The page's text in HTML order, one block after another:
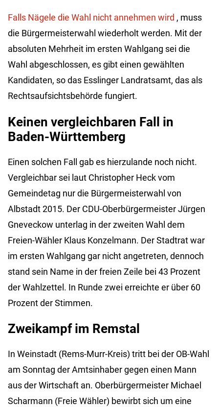
Falls Nägele die Wahl nicht annehmen wird , muss
die Bürgermeisterwahl wiederholt werden. Mit der
absoluten Mehrheit im ersten Wahlgang sei die
Wahl abgeschlossen, es gibt einen gewählten
Kandidaten, so das Esslinger Landratsamt, das als
Rechtsaufsichtsbehörde fungiert.
Keinen vergleichbaren Fall in
Baden-Württemberg
Einen solchen Fall gab es hierzulande noch nicht.
Vergleichbar sei laut Christopher Heck vom
Gemeindetag nur die Bürgermeisterwahl von
Albstadt 2015. Der CDU-Oberbürgermeister Jürgen
Gneveckow unterlag in der zweiten Wahl dem
Freien-Wähler Klaus Konzelmann. Der Stadtrat war
im ersten Wahlgang gar nicht angetreten, dennoch
stand sein Name in der freien Zeile bei 43 Prozent
der Wahlzettel. In Runde zwei erreichte er über 60
Prozent der Stimmen.
Zweikampf im Remstal
In Weinstadt (Rems-Murr-Kreis) tritt bei der OB-Wahl
am Sonntag der Amtsinhaber gegen einen Mann
aus der Wirtschaft an. Oberbürgermeister Michael
Scharmann (Freie Wähler) bewirbt sich um eine